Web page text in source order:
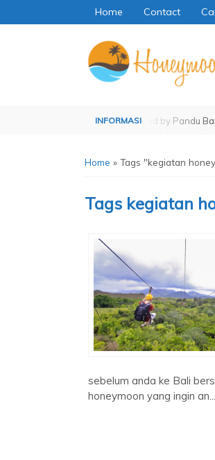
Home Contact
Operated by Pandu Bali Tour
Home » Tags "kegiatan
Tags kegiatan
sebelum anda ke Bali
honeymoon yang ingin an...